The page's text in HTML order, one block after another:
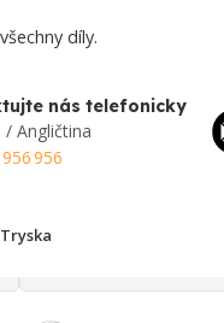
díly.
nás telefonicky
/ Angličtina
956